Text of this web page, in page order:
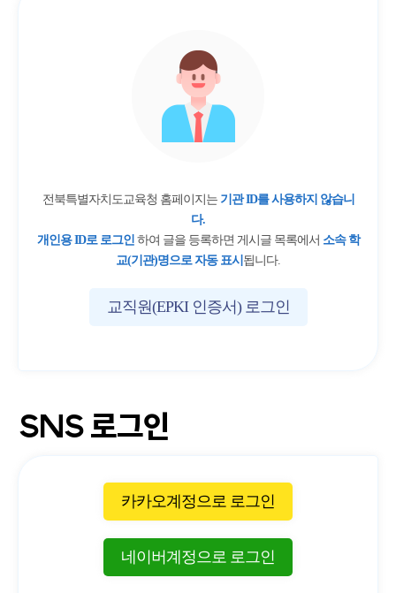
전북특별자치도교육청 홈페이지는 기관 ID를 사용하지 않습니
다.
개인용 ID로 로그인하여 글을 등록하면 게시글 목록에서 소속 학
교(기관)명으로 자동 표시 됩니다.
교직원(EPKI 인증서) 로그인
SNS 로그인
카카오계정으로 로그인
네이버계정으로 로그인